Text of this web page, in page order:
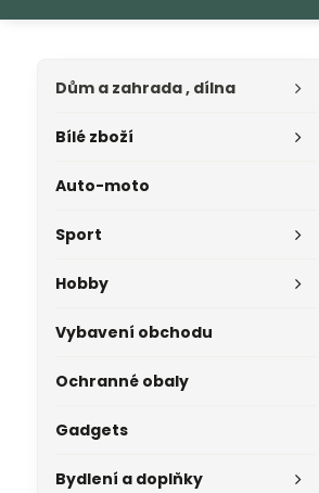
Dům a zahrada , dílna
Bílé zboží
Auto-moto
Sport
Hobby
Vybavení obchodu
Ochranné obaly
Gadgets
Bydlení a doplňky